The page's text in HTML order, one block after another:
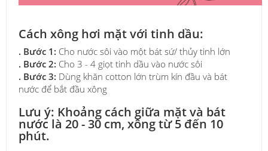
Cách xông hơi mặt với tinh dầu:
. Bước 1: Cho nước sôi vào một bát sứ/ thủy tinh lớn
. Bước 2: Cho 3 - 4 giọt tinh dầu vào nước sôi
. Bước 3: Dùng khăn cotton lớn trùm kín đầu và bát
nước để bắt đầu xông
Lưu ý: Khoảng cách giữa mặt và bát
nước là 20 - 30 cm, xông từ 5 đến 10
phút.